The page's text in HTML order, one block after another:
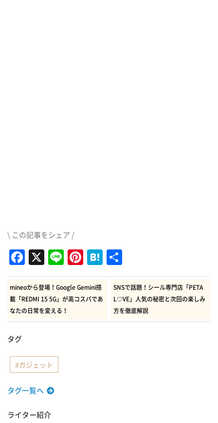
\ この記事をシェア /
Facebook
X LinePinterest
Hatena
有
mineoから登場！Google Gemini搭
載「REDMI 15 5G」が高コスパであ
なたの日常を変える！
SNSで話題！シール専門店「PETA
L♡VE」人気の秘密と次回の楽しみ
方を徹底解説
タグ
ガジェット
タグ一覧へ
ライター紹介